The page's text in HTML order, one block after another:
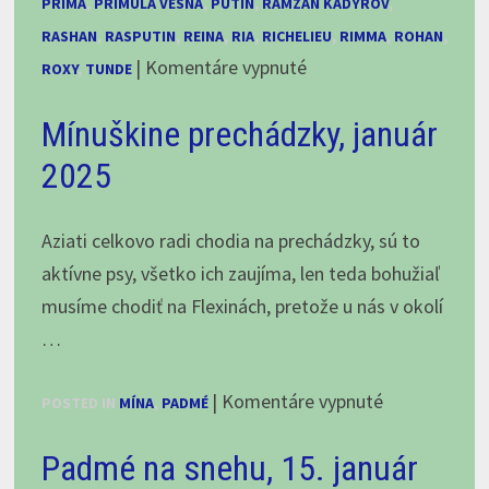
RASHAN, RASPUTIN, REINA, RIA, RICHELIEU, RIMMA, ROHAN,
ROXY, TUNDE | Komentáre vypnuténa
dva,
alebo
vám
SAO
časť
Mínuškine prechádzky, január
2025
Aziati celkovo radi chodia na prechádzky, sú to
aktívne psy, všetko ich zaujíma, len teda bohužiaľ
musíme chodiť na Flexinách, pretože u nás v okolí
…
POSTED IN MÍNA, PADMÉ | Komentáre vypnuténa
prechádzky,
Padmé na snehu, 15. január